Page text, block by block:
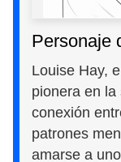
Personaje
Louise Hay,
pionera en
conexión
patrones
amarse a